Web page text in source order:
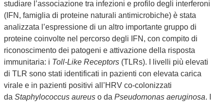
studiare l’associazione tra infezioni e profilo degli interferoni
(IFN, famiglia di proteine naturali antimicrobiche) è stata
analizzata l’espressione di un altro importante gruppo di
proteine coinvolte nel percorso degli IFN, con compito di
riconoscimento dei patogeni e attivazione della risposta
immunitaria: i Toll-Like Receptors (TLRs). I livelli più elevati
di TLR sono stati identificati in pazienti con elevata carica
virale e in pazienti positivi all’HRV co-colonizzati
da Staphylococcus aureus o da Pseudomonas aeruginosa. I